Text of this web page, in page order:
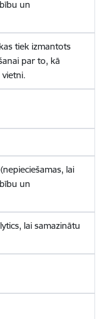
un
tiek izmantots
par to, kā
lai
un
lai samazinātu